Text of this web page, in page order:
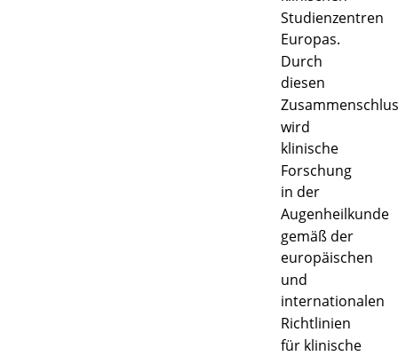
Studienzentren
Europas.
Durch
diesen
wird
klinische
Forschung
in der
Augenheilkunde
gemäß der
europäischen
und
internationalen
Richtlinien
für klinische